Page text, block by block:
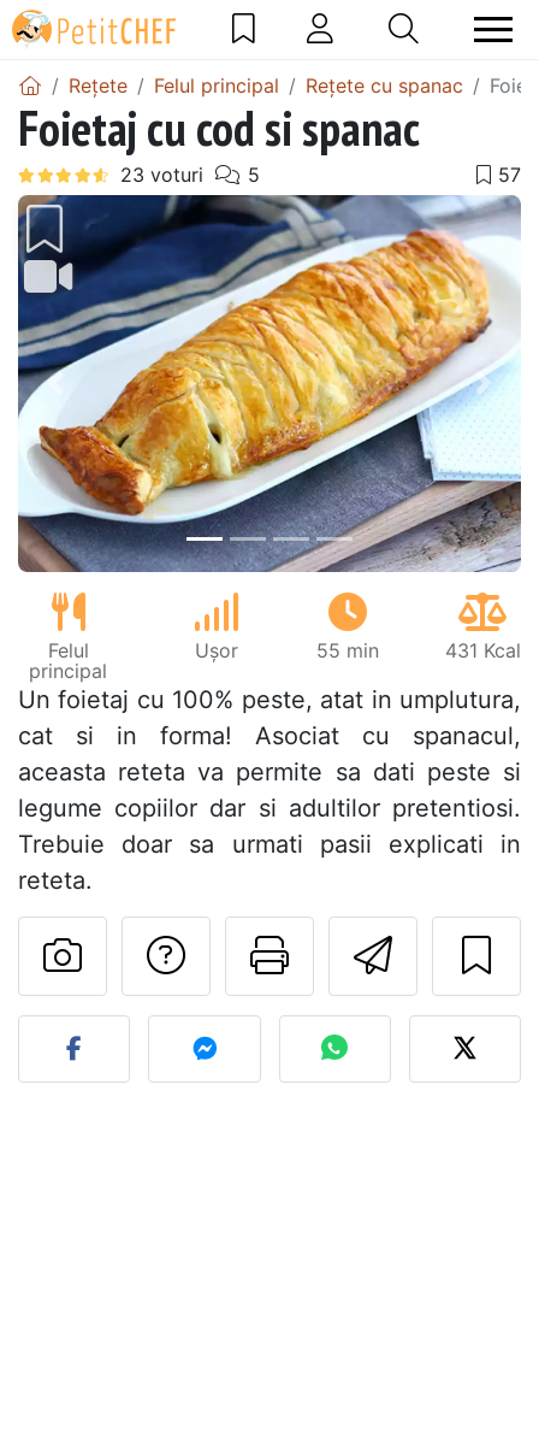
Rețete Felul principal Rețete cu spanac
Foietaj cu cod si spanac
Precedentul
Felul
principal
Ușor 55 min 431 Kcal
Un foietaj cu 100% peste, atat in umplutura,
cat si in forma! Asociat cu spanacul,
aceasta reteta va permite sa dati peste si
legume copiilor dar si adultilor pretentiosi.
Trebuie doar sa urmati pasii explicati in
reteta.
Printează
Adresează o
Postează o poză cu